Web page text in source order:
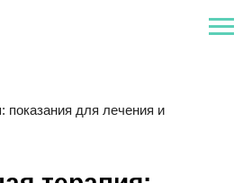
показания для лечения и